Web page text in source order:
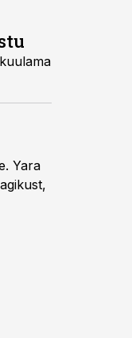
Yara